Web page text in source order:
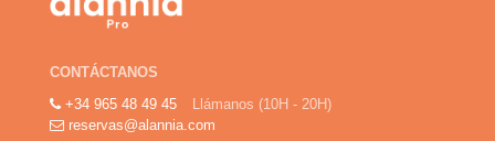
CONTÁCTANOS
+34 965 48 49 45
Llámanos (10H - 20H)
reservas@alannia.com